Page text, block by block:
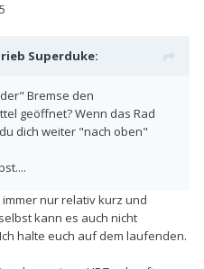
Superduke:
Bremse den
geöffnet? Wenn das Rad
dich weiter "nach oben"
nur relativ kurz und
kann es auch nicht
halte euch auf dem laufenden.